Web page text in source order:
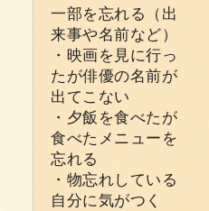
一部を忘れる（出
来事や名前など）
・映画を見に行っ
たが俳優の名前が
出てこない
・夕飯を食べたが
食べたメニューを
忘れる
・物忘れしている
自分に気がつく